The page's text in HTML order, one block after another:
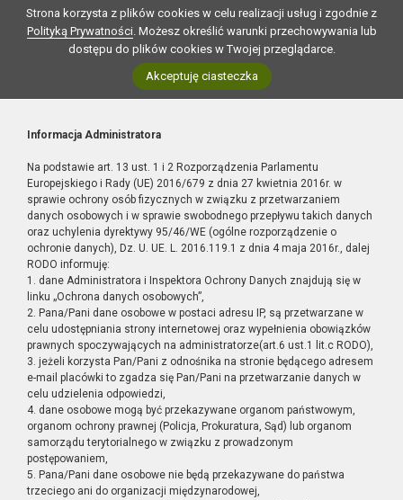
Strona korzysta z plików cookies w celu realizacji usług i zgodnie z
Polityką Prywatności. Możesz określić warunki przechowywania lub
dostępu do plików cookies w Twojej przeglądarce.
Akceptuję ciasteczka
Informacja Administratora
Na podstawie art. 13 ust. 1 i 2 Rozporządzenia Parlamentu
Europejskiego i Rady (UE) 2016/679 z dnia 27 kwietnia 2016r. w
sprawie ochrony osób fizycznych w związku z przetwarzaniem
danych osobowych i w sprawie swobodnego przepływu takich danych
oraz uchylenia dyrektywy 95/46/WE (ogólne rozporządzenie o
ochronie danych), Dz. U. UE. L. 2016.119.1 z dnia 4 maja 2016r., dalej
RODO informuję:
1. dane Administratora i Inspektora Ochrony Danych znajdują się w
linku „Ochrona danych osobowych”,
2. Pana/Pani dane osobowe w postaci adresu IP, są przetwarzane w
celu udostępniania strony internetowej oraz wypełnienia obowiązków
prawnych spoczywających na administratorze(art.6 ust.1 lit.c RODO),
3. jeżeli korzysta Pan/Pani z odnośnika na stronie będącego adresem
e-mail placówki to zgadza się Pan/Pani na przetwarzanie danych w
celu udzielenia odpowiedzi,
4. dane osobowe mogą być przekazywane organom państwowym,
organom ochrony prawnej (Policja, Prokuratura, Sąd) lub organom
samorządu terytorialnego w związku z prowadzonym
postępowaniem,
5. Pana/Pani dane osobowe nie będą przekazywane do państwa
trzeciego ani do organizacji międzynarodowej,